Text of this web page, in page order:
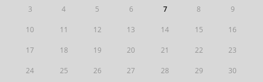
3 4 5 6 7 8 9
10 11 12 13 14 15 16
17 18 19 20 21 22 23
24 25 26 27 28 29 30